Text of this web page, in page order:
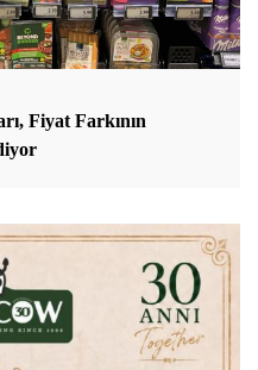
Fiyat Farkının